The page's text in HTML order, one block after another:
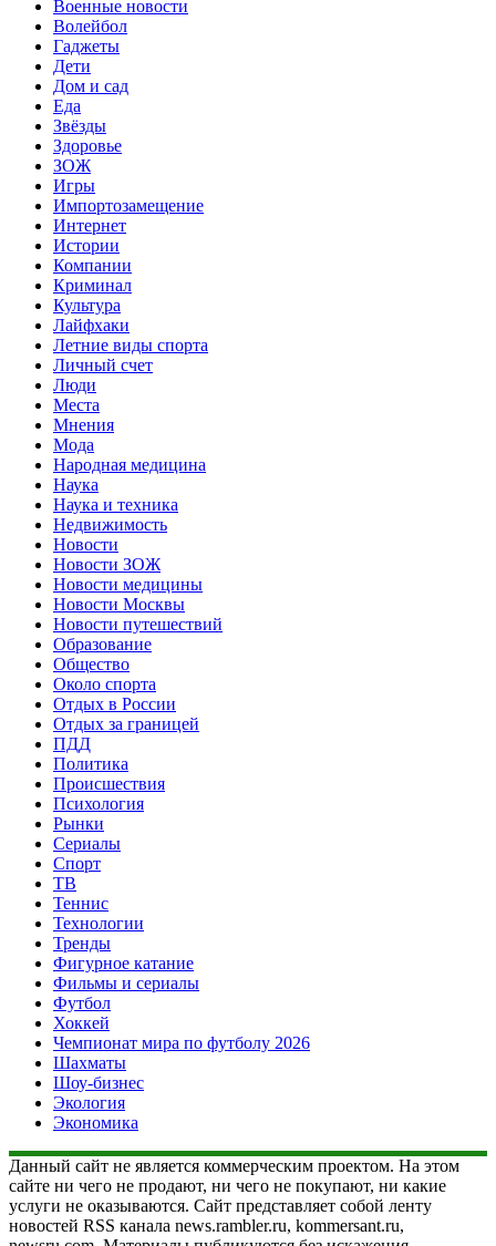
Военные новости
Волейбол
Гаджеты
Дети
Дом и сад
Еда
Звёзды
Здоровье
ЗОЖ
Игры
Импортозамещение
Интернет
Истории
Компании
Криминал
Культура
Лайфхаки
Летние виды спорта
Личный счет
Люди
Места
Мнения
Мода
Народная медицина
Наука
Наука и техника
Недвижимость
Новости
Новости ЗОЖ
Новости медицины
Новости Москвы
Новости путешествий
Образование
Общество
Около спорта
Отдых в России
Отдых за границей
ПДД
Политика
Происшествия
Психология
Рынки
Сериалы
Спорт
ТВ
Теннис
Технологии
Тренды
Фигурное катание
Фильмы и сериалы
Футбол
Хоккей
Чемпионат мира по футболу 2026
Шахматы
Шоу-бизнес
Экология
Экономика
Данный сайт не является коммерческим проектом. На этом
сайте ни чего не продают, ни чего не покупают, ни какие
услуги не оказываются. Сайт представляет собой ленту
новостей RSS канала news.rambler.ru, kommersant.ru,